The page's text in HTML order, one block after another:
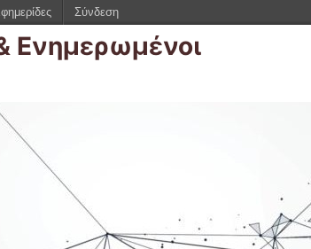
Ενημερωμένοι
Σύνδεση